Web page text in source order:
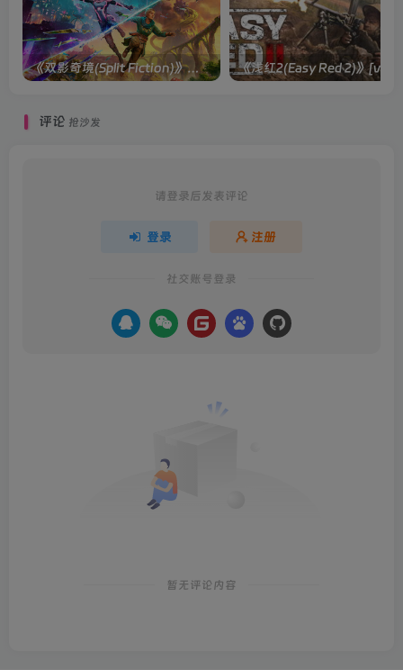
《双影奇境(Split Fiction)》单机版/联机版[v1.0 单机版/联机版]
评论 抢沙发
请登录后发表评论
登录 注册
社交账号登录
暂无评论内容